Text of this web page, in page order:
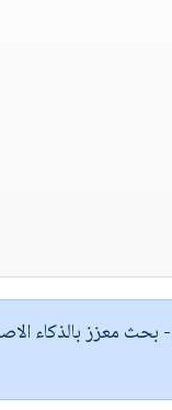
- بحث معزز بالذكاء